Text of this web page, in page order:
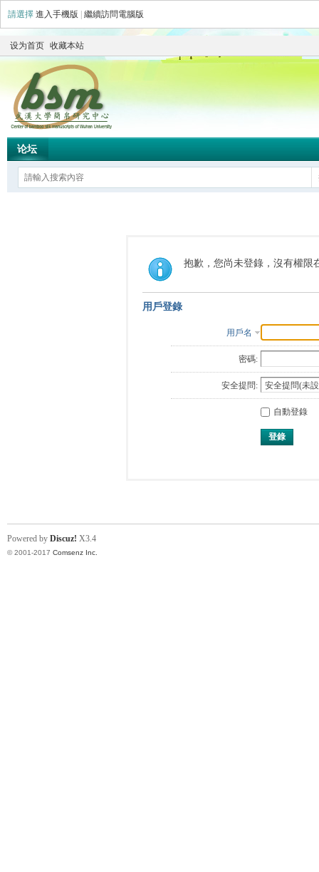
請選擇 進入手機版 繼續訪問電腦版
设为首页 收藏本站
论坛
抱歉，您尚未登錄，沒有權限
用戶登錄
用戶名
密碼:
安全提問:
自動登錄
登錄
Powered by Discuz! X3.4
© 2001-2017 Comsenz Inc.